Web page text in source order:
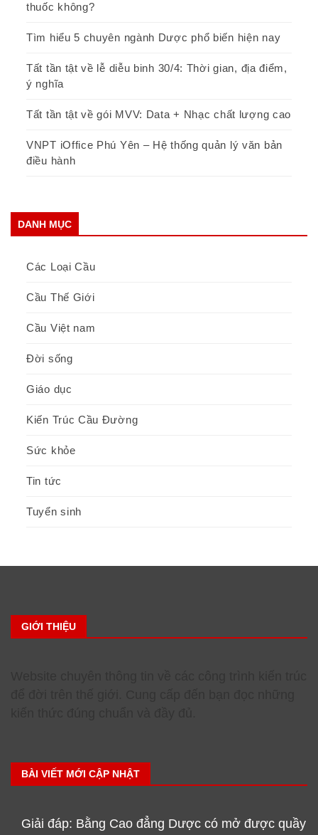
thuốc không?
Tìm hiểu 5 chuyên ngành Dược phổ biến hiện nay
Tất tần tật về lễ diễu binh 30/4: Thời gian, địa điểm,
ý nghĩa
Tất tần tật về gói MVV: Data + Nhạc chất lượng cao
VNPT iOffice Phú Yên – Hệ thống quản lý văn bản
điều hành
DANH MỤC
Các Loại Cầu
Cầu Thế Giới
Cầu Việt nam
Đời sống
Giáo dục
Kiến Trúc Cầu Đường
Sức khỏe
Tin tức
Tuyển sinh
GIỚI THIỆU
BÀI VIẾT MỚI CẬP NHẬT
Giải đáp: Bằng Cao đẳng Dược có mở được quầy